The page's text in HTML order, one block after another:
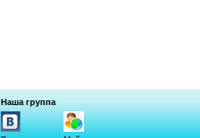
Наша группа